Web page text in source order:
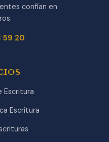
confían en
59 20
Escritura
Escritura